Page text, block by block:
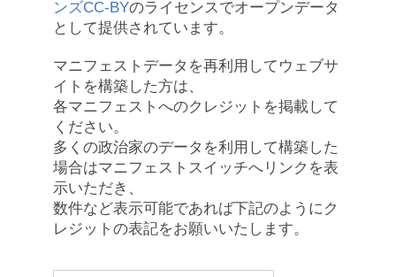
ンズCC-BYのライセンスでオープンデータ
として提供されています。
マニフェストデータを再利用してウェブサ
イトを構築した方は、
各マニフェストへのクレジットを掲載して
ください。
多くの政治家のデータを利用して構築した
場合はマニフェストスイッチへリンクを表
示いただき、
数件など表示可能であれば下記のようにク
レジットの表記をお願いいたします。